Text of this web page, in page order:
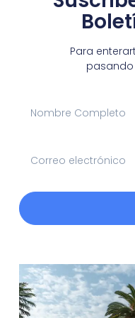
Para
pasando